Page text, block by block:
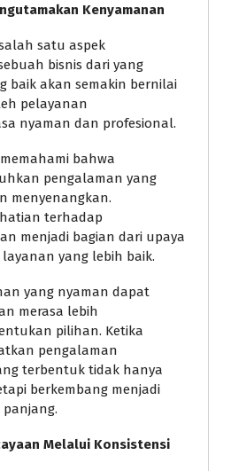
Kenyamanan
satu aspek
bisnis dari yang
baik akan semakin bernilai
pelayanan
nyaman dan profesional.
memahami bahwa
pengalaman yang
menyenangkan.
terhadap
menjadi bagian dari upaya
yang lebih baik.
yang nyaman dapat
merasa lebih
pilihan. Ketika
pengalaman
terbentuk tidak hanya
berkembang menjadi
Melalui Konsistensi